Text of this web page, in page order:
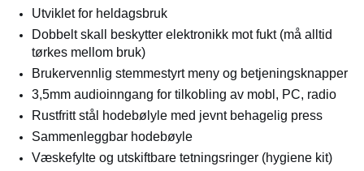
Utviklet for heldagsbruk
Dobbelt skall beskytter elektronikk mot fukt (må alltid
tørkes mellom bruk)
Brukervennlig stemmestyrt meny og betjeningsknapper
3,5mm audioinngang for tilkobling av mobl, PC, radio
Rustfritt stål hodebølyle med jevnt behagelig press
Sammenleggbar hodebøyle
Væskefylte og utskiftbare tetningsringer (hygiene kit)